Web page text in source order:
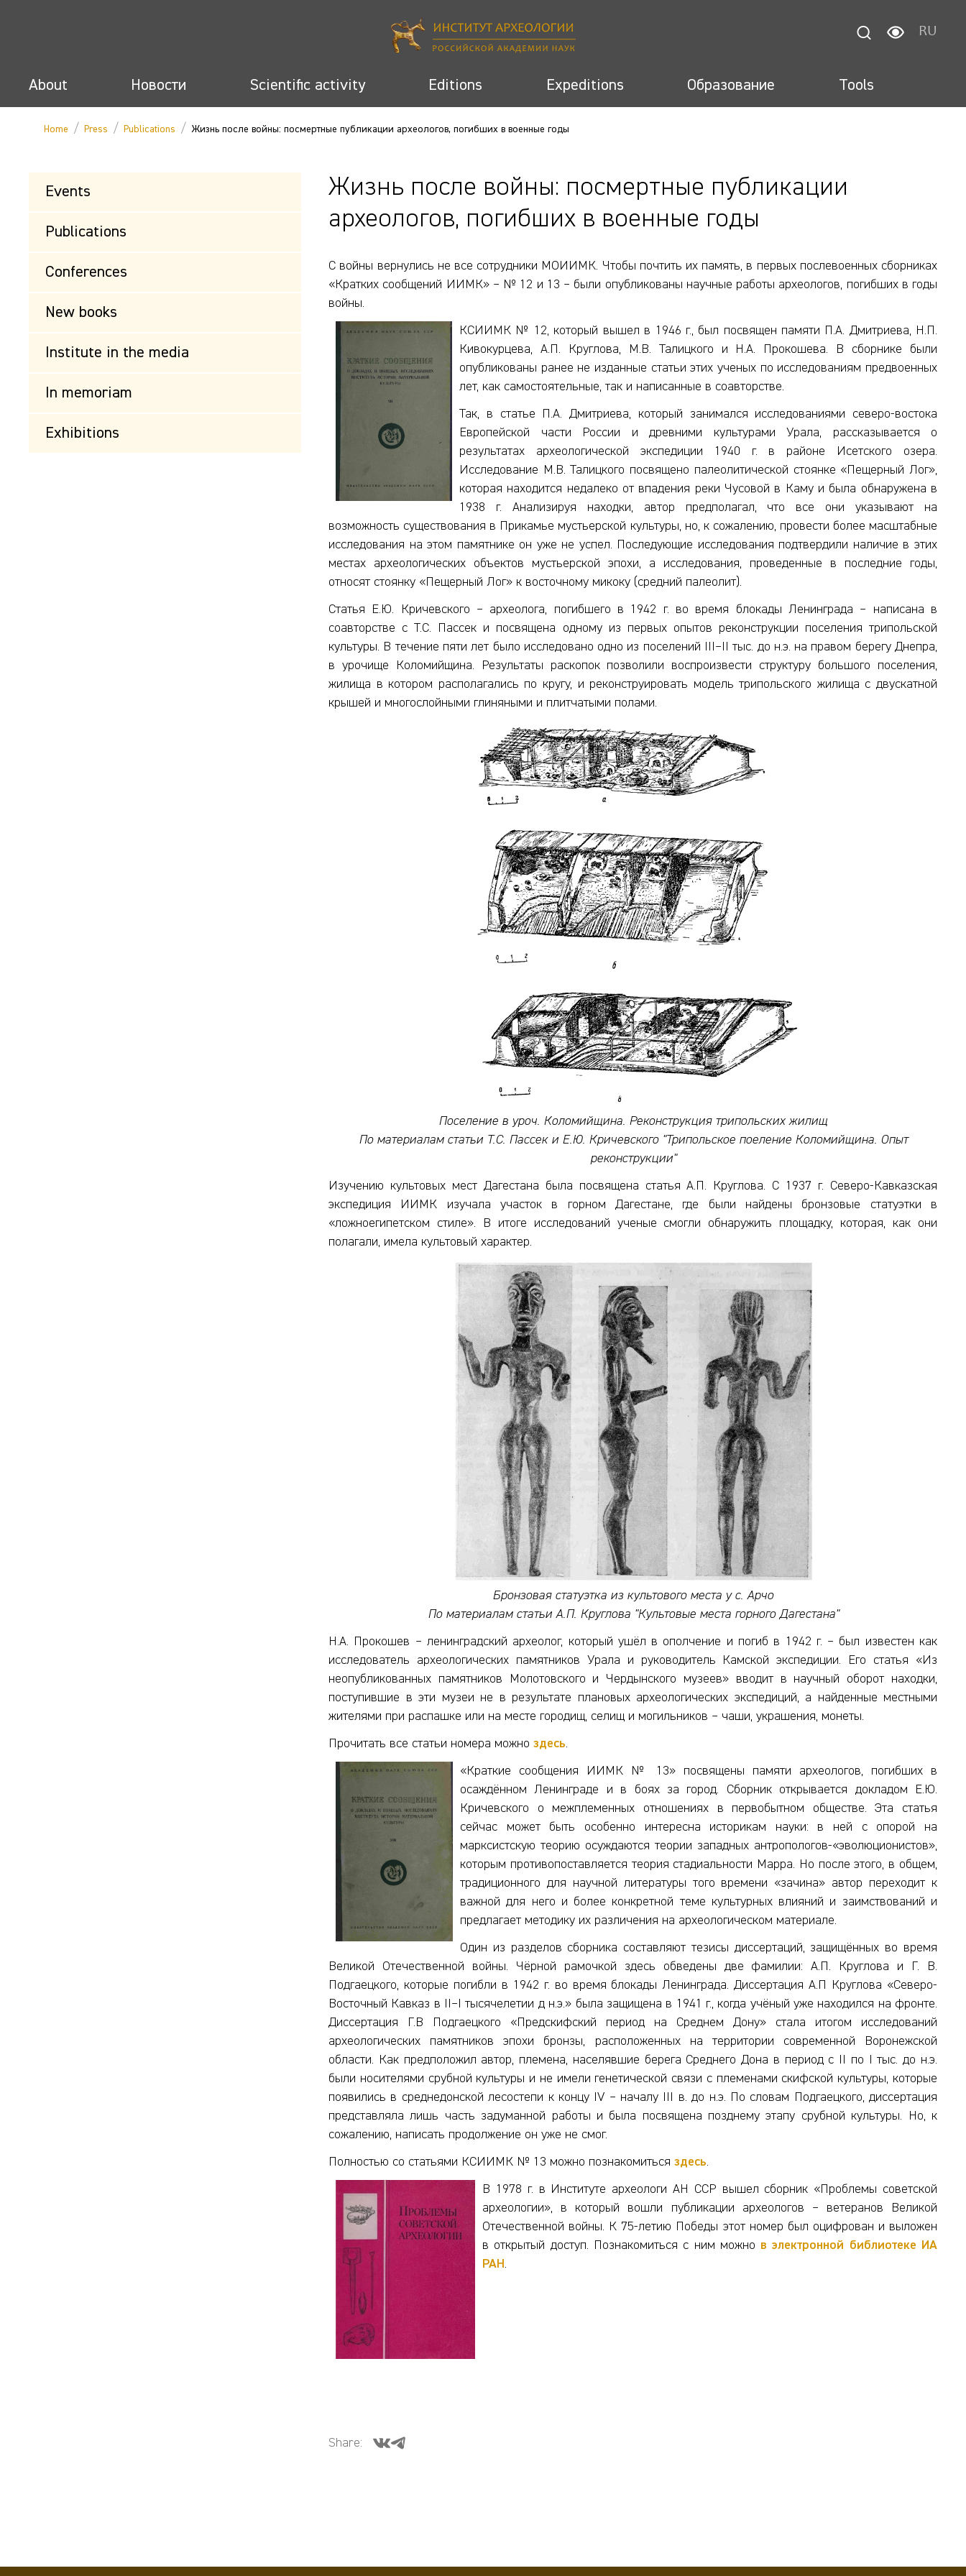
RU
About Новости Scientific activity Editions Expeditions Образование Tools
Home / Press / Publications / Жизнь после войны: посмертные публикации археологов, погибших в военные годы
Events
Publications
Conferences
New books
Institute in the media
In memoriam
Exhibitions
Жизнь после войны: посмертные публикации
археологов, погибших в военные годы
С войны вернулись не все сотрудники МОИИМК. Чтобы почтить их память, в первых послевоенных сборниках
«Кратких сообщений ИИМК» – № 12 и 13 – были опубликованы научные работы археологов, погибших в годы
войны.
КСИИМК № 12, который вышел в 1946 г., был посвящен памяти П.А. Дмитриева, Н.П.
Кивокурцева, А.П. Круглова, М.В. Талицкого и Н.А. Прокошева. В сборнике были
опубликованы ранее не изданные статьи этих ученых по исследованиям предвоенных
лет, как самостоятельные, так и написанные в соавторстве.
Так, в статье П.А. Дмитриева, который занимался исследованиями северо-востока
Европейской части России и древними культурами Урала, рассказывается о
результатах археологической экспедиции 1940 г. в районе Исетского озера.
Исследование М.В. Талицкого посвящено палеолитической стоянке «Пещерный Лог»,
которая находится недалеко от впадения реки Чусовой в Каму и была обнаружена в
1938 г. Анализируя находки, автор предполагал, что все они указывают на
возможность существования в Прикамье мустьерской культуры, но, к сожалению, провести более масштабные
исследования на этом памятнике он уже не успел. Последующие исследования подтвердили наличие в этих
местах археологических объектов мустьерской эпохи, а исследования, проведенные в последние годы,
относят стоянку «Пещерный Лог» к восточному микоку (средний палеолит).
Статья Е.Ю. Кричевского – археолога, погибшего в 1942 г. во время блокады Ленинграда – написана в
соавторстве с Т.С. Пассек и посвящена одному из первых опытов реконструкции поселения трипольской
культуры. В течение пяти лет было исследовано одно из поселений III–II тыс. до н.э. на правом берегу Днепра,
в урочище Коломийщина. Результаты раскопок позволили воспроизвести структуру большого поселения,
жилища в котором располагались по кругу, и реконструировать модель трипольского жилища с двускатной
крышей и многослойными глиняными и плитчатыми полами.
Поселение в уроч. Коломийщина. Реконструкция трипольских жилищ
По материалам статьи Т.С. Пассек и Е.Ю. Кричевского "Трипольское поеление Коломийщина. Опыт
реконструкции"
Изучению культовых мест Дагестана была посвящена статья А.П. Круглова. С 1937 г. Северо-Кавказская
экспедиция ИИМК изучала участок в горном Дагестане, где были найдены бронзовые статуэтки в
«ложноегипетском стиле». В итоге исследований ученые смогли обнаружить площадку, которая, как они
полагали, имела культовый характер.
Бронзовая статуэтка из культового места у с. Арчо
По материалам статьи А.П. Круглова "Культовые места горного Дагестана"
Н.А. Прокошев – ленинградский археолог, который ушёл в ополчение и погиб в 1942 г. – был известен как
исследователь археологических памятников Урала и руководитель Камской экспедиции. Его статья «Из
неопубликованных памятников Молотовского и Чердынского музеев» вводит в научный оборот находки,
поступившие в эти музеи не в результате плановых археологических экспедиций, а найденные местными
жителями при распашке или на месте городищ, селищ и могильников – чаши, украшения, монеты.
Прочитать все статьи номера можноздесь.
«Краткие сообщения ИИМК № 13» посвящены памяти археологов, погибших в
осаждённом Ленинграде и в боях за город. Сборник открывается докладом Е.Ю.
Кричевского о межплеменных отношениях в первобытном обществе. Эта статья
сейчас может быть особенно интересна историкам науки: в ней с опорой на
марксистскую теорию осуждаются теории западных антропологов-«эволюционистов»,
которым противопоставляется теория стадиальности Марра. Но после этого, в общем,
традиционного для научной литературы того времени «зачина» автор переходит к
важной для него и более конкретной теме культурных влияний и заимствований и
предлагает методику их различения на археологическом материале.
Один из разделов сборника составляют тезисы диссертаций, защищённых во время
Великой Отечественной войны. Чёрной рамочкой здесь обведены две фамилии: А.П. Круглова и Г. В.
Подгаецкого, которые погибли в 1942 г. во время блокады Ленинграда. Диссертация А.П Круглова «Северо-
Восточный Кавказ в II–I тысячелетии д н.э.» была защищена в 1941 г., когда учёный уже находился на фронте.
Диссертация Г.В Подгаецкого «Предскифский период на Среднем Дону» стала итогом исследований
археологических памятников эпохи бронзы, расположенных на территории современной Воронежской
области. Как предположил автор, племена, населявшие берега Среднего Дона в период с II по I тыс. до н.э.
были носителями срубной культуры и не имели генетической связи с племенами скифской культуры, которые
появились в среднедонской лесостепи к концу IV – началу III в. до н.э. По словам Подгаецкого, диссертация
представляла лишь часть задуманной работы и была посвящена позднему этапу срубной культуры. Но, к
сожалению, написать продолжение он уже не смог.
Полностью со статьями КСИИМК № 13 можно познакомитьсяздесь.
В 1978 г. в Институте археологи АН ССР вышел сборник «Проблемы советской
археологии», в который вошли публикации археологов – ветеранов Великой
Отечественной войны. К 75-летию Победы этот номер был оцифрован и выложен
в открытый доступ. Познакомиться с ним можно в электронной библиотеке ИА
РАН .
Share: